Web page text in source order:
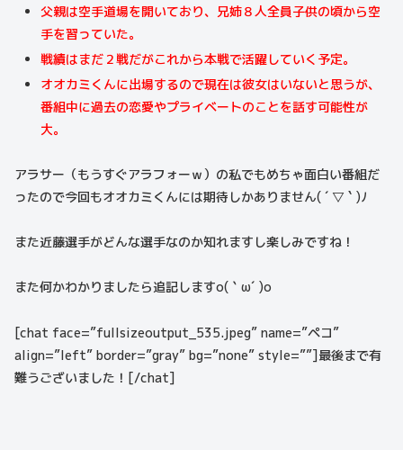
父親は空手道場を開いており、兄姉８人全員子供の頃から空
手を習っていた。
戦績はまだ２戦だがこれから本戦で活躍していく予定。
オオカミくんに出場するので現在は彼女はいないと思うが、
番組中に過去の恋愛やプライベートのことを話す可能性が
大。
アラサー（もうすぐアラフォーｗ）の私でもめちゃ面白い番組だ
ったので今回もオオカミくんには期待しかありません( ´ ▽ ` )ﾉ
また近藤選手がどんな選手なのか知れますし楽しみですね！
また何かわかりましたら追記しますo(｀ω´ )o
[chat face=”fullsizeoutput_535.jpeg” name=”ペコ”
align=”left” border=”gray” bg=”none” style=””]最後まで有
難うございました！[/chat]